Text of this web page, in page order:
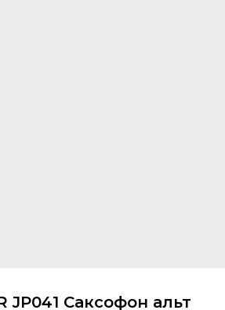
JP041 Саксофон альт